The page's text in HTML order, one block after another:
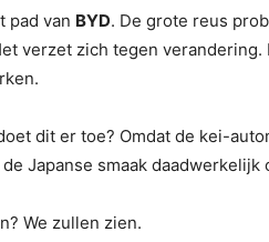
pad van BYD. De grote reus
verzet zich tegen
dit er toe? Omdat de kei-
Japanse smaak
We zullen zien.